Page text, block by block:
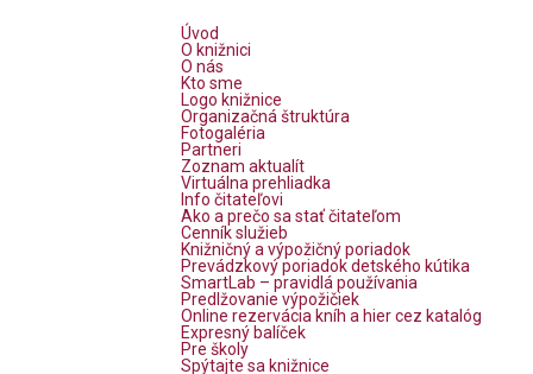
Úvod
O knižnici
O nás
Kto sme
Logo knižnice
Organizačná štruktúra
Fotogaléria
Partneri
Zoznam aktualít
Virtuálna prehliadka
Info čitateľovi
Ako a prečo sa stať čitateľom
Cenník služieb
Knižničný a výpožičný poriadok
Prevádzkový poriadok detského kútika
SmartLab – pravidlá používania
Predlžovanie výpožičiek
Online rezervácia kníh a hier cez katalóg
Expresný balíček
Pre školy
Spýtajte sa knižnice